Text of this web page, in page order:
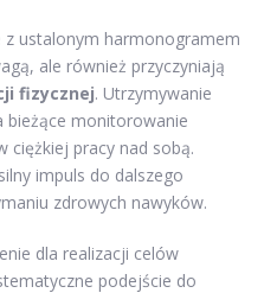
z ustalonym harmonogramem
ale również przyczyniają
fizycznej. Utrzymywanie
bieżące monitorowanie
ciężkiej pracy nad sobą.
impuls do dalszego
zdrowych nawyków.
dla realizacji celów
podejście do